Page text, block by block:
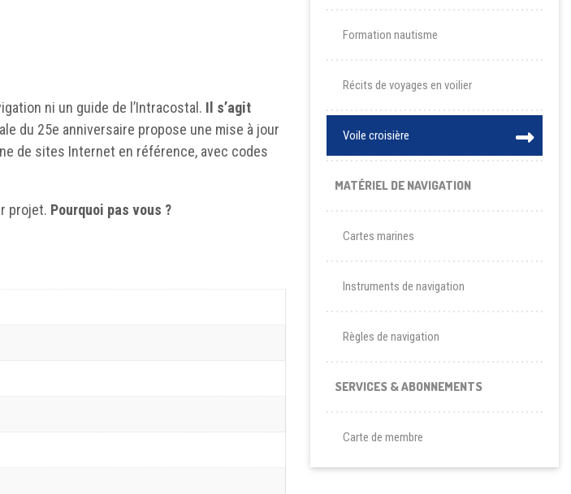
ni un guide de l’Intracostal. Il s’agit
du 25e anniversaire propose une mise à jour
de sites Internet en référence, avec codes
projet. Pourquoi pas vous ?
Formation nautisme
Récits de voyages en voilier
Voile croisière
MATÉRIEL DE NAVIGATION
Cartes marines
Instruments de navigation
Règles de navigation
SERVICES & ABONNEMENTS
Carte de membre